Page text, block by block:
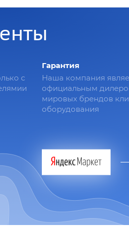
с
Гарантия
Наша компания
официальным
мировых брендов
оборудования